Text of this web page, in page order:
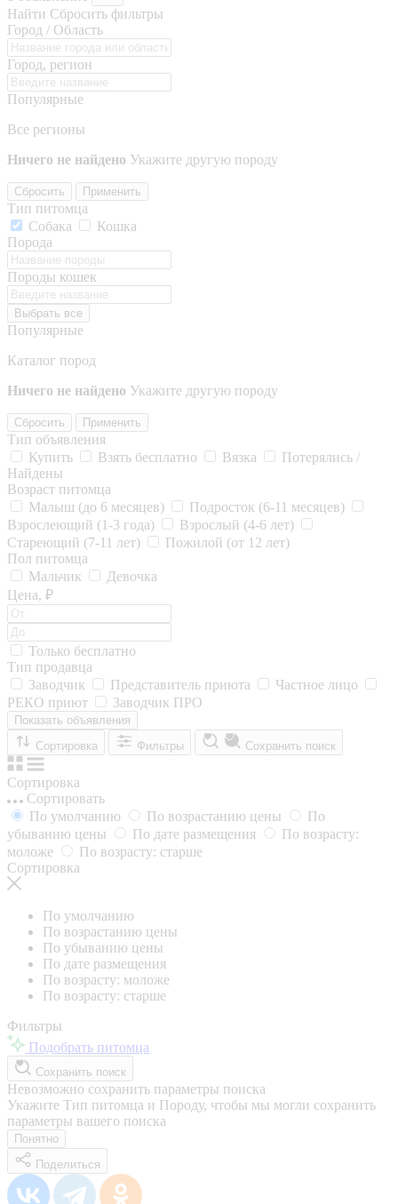
Найти Сбросить фильтры
Город / Область
Город, регион
Популярные
Все регионы
Ничего не найдено Укажите другую породу
Сбросить Применить
Тип питомца
Собака
Кошка
Порода
Породы кошек
Выбрать все
Популярные
Каталог пород
Ничего не найдено Укажите другую породу
Сбросить Применить
Тип объявления
Купить
Взять бесплатно Вязка
Потерялись /
Найдены
Возраст питомца
Малыш (до 6 месяцев)
Подросток (6-11 месяцев)
Взрослеющий (1-3 года)
Взрослый (4-6 лет)
Стареющий (7-11 лет)
Пожилой (от 12 лет)
Пол питомца
Мальчик
Девочка
Цена, ₽
Только бесплатно
Тип продавца
Заводчик
Представитель приюта
Частное лицо
РЕКО приют
Заводчик ПРО
Показать объявления
Сортировка
Фильтры Сохранить поиск
Сортировка
Сортировать
По умолчанию
По возрастанию цены
По
убыванию цены
По дате размещения
По возрасту:
моложе
По возрасту: старше
Сортировка
По умолчанию
По возрастанию цены
По убыванию цены
По дате размещения
По возрасту: моложе
По возрасту: старше
Фильтры
Подобрать питомца
Сохранить поиск
Невозможно сохранить параметры поиска
Укажите Тип питомца и Породу, чтобы мы могли сохранить
параметры вашего поиска
Понятно
Поделиться